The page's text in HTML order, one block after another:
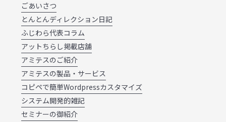
ごあいさつ
とんとんディレクション日記
ふじわら代表コラム
アットちらし掲載店舗
アミテスのご紹介
アミテスの製品・サービス
コピペで簡単Wordpressカスタマイズ
システム開発的雑記
セミナーの御紹介